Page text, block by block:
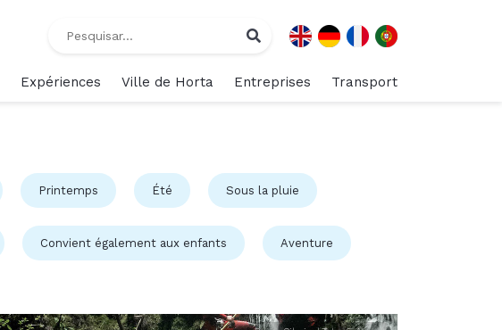
Expériences Ville de Horta Entreprises Transport
Printemps Été Sous la pluie
Convient également aux enfants Aventure